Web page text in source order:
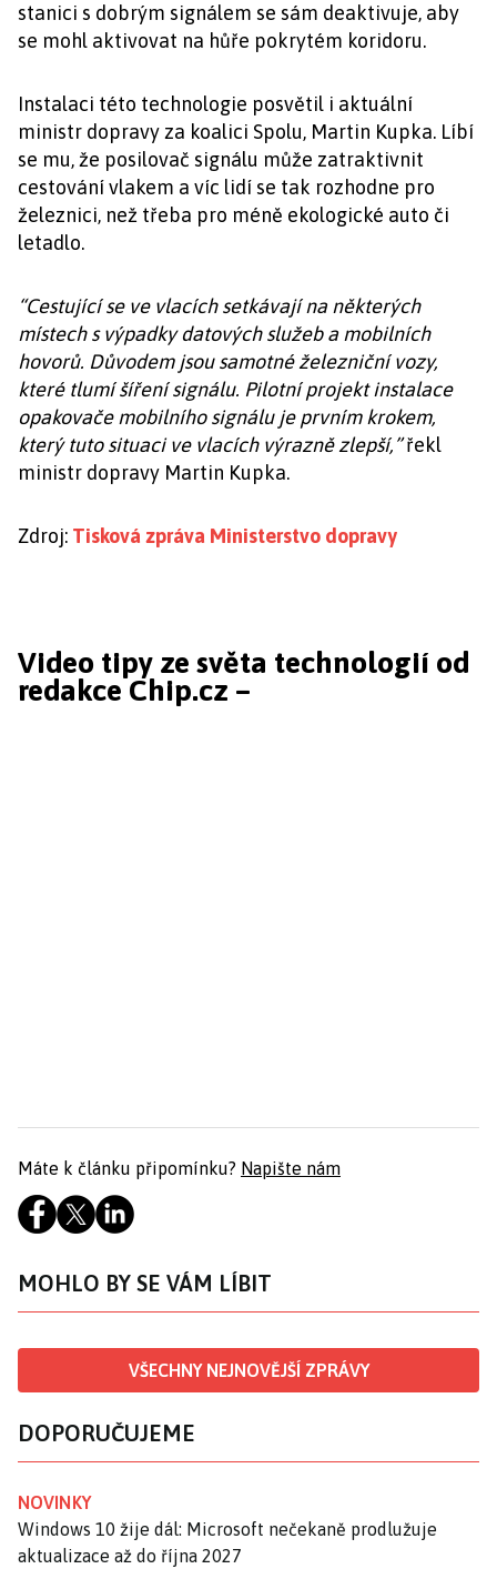
stanici s dobrým signálem se sám deaktivuje, aby
se mohl aktivovat na hůře pokrytém koridoru.
Instalaci této technologie posvětil i aktuální
ministr dopravy za koalici Spolu, Martin Kupka. Líbí
se mu, že posilovač signálu může zatraktivnit
cestování vlakem a víc lidí se tak rozhodne pro
železnici, než třeba pro méně ekologické auto či
letadlo.
“Cestující se ve vlacích setkávají na některých
místech s výpadky datových služeb a mobilních
hovorů. Důvodem jsou samotné železniční vozy,
které tlumí šíření signálu. Pilotní projekt instalace
opakovače mobilního signálu je prvním krokem,
který tuto situaci ve vlacích výrazně zlepší,”řekl
ministr dopravy Martin Kupka.
Zdroj: Tisková zpráva Ministerstvo dopravy
Video tipy ze světa technologií od
redakce Chip.cz –
Máte k článku připomínku? Napište nám
MOHLO BY SE VÁM LÍBIT
VŠECHNY NEJNOVĚJŠÍ ZPRÁVY
DOPORUČUJEME
NOVINKY
Windows 10 žije dál: Microsoft nečekaně prodlužuje
aktualizace až do října 2027